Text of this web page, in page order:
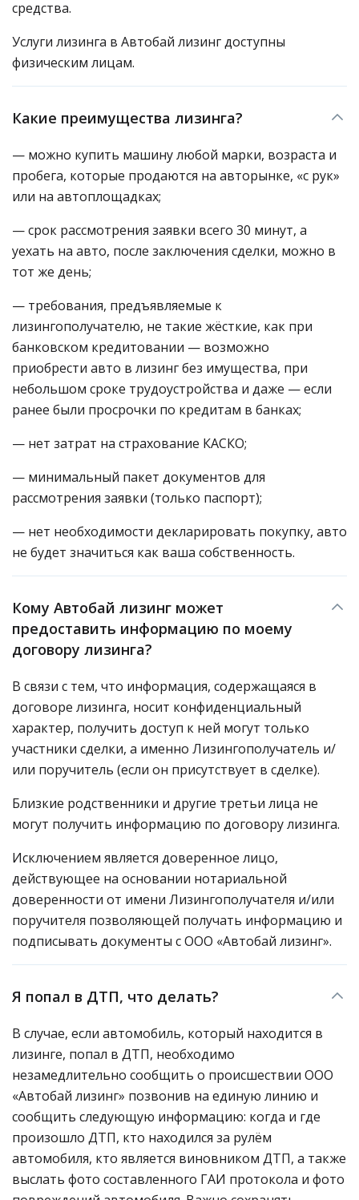
средства.
Услуги лизинга в Автобай лизинг доступны
физическим лицам.
Какие преимущества лизинга?
— можно купить машину любой марки, возраста и
пробега, которые продаются на авторынке, «с рук»
или на автоплощадках;
— срок рассмотрения заявки всего 30 минут, а
уехать на авто, после заключения сделки, можно в
тот же день;
— требования, предъявляемые к
лизингополучателю, не такие жёсткие, как при
банковском кредитовании — возможно
приобрести авто в лизинг без имущества, при
небольшом сроке трудоустройства и даже — если
ранее были просрочки по кредитам в банках;
— нет затрат на страхование КАСКО;
— минимальный пакет документов для
рассмотрения заявки (только паспорт);
— нет необходимости декларировать покупку, авто
не будет значиться как ваша собственность.
Кому Автобай лизинг может
предоставить информацию по моему
договору лизинга?
В связи с тем, что информация, содержащаяся в
договоре лизинга, носит конфиденциальный
характер, получить доступ к ней могут только
участники сделки, а именно Лизингополучатель и/
или поручитель (если он присутствует в сделке).
Близкие родственники и другие третьи лица не
могут получить информацию по договору лизинга.
Исключением является доверенное лицо,
действующее на основании нотариальной
доверенности от имени Лизингополучателя и/или
поручителя позволяющей получать информацию и
подписывать документы с ООО «Автобай лизинг».
Я попал в ДТП, что делать?
В случае, если автомобиль, который находится в
лизинге, попал в ДТП, необходимо
незамедлительно сообщить о происшествии ООО
«Автобай лизинг» позвонив на единую линию и
сообщить следующую информацию: когда и где
произошло ДТП, кто находился за рулём
автомобиля, кто является виновником ДТП, а также
выслать фото составленного ГАИ протокола и фото